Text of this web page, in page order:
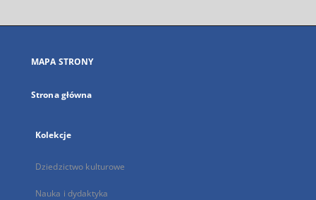
się
karcie
MAPA STRONY
Strona główna
Kolekcje
Dziedzictwo kulturowe
Nauka i dydaktyka